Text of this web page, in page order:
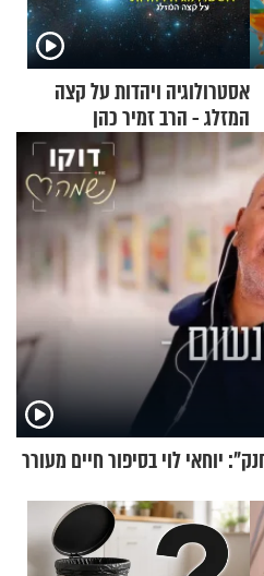
אסטרולוגיה ויהדות על קצה
המזלג - הרב זמיר כהן
יוחאי לוי בסיפור חיים מעורר